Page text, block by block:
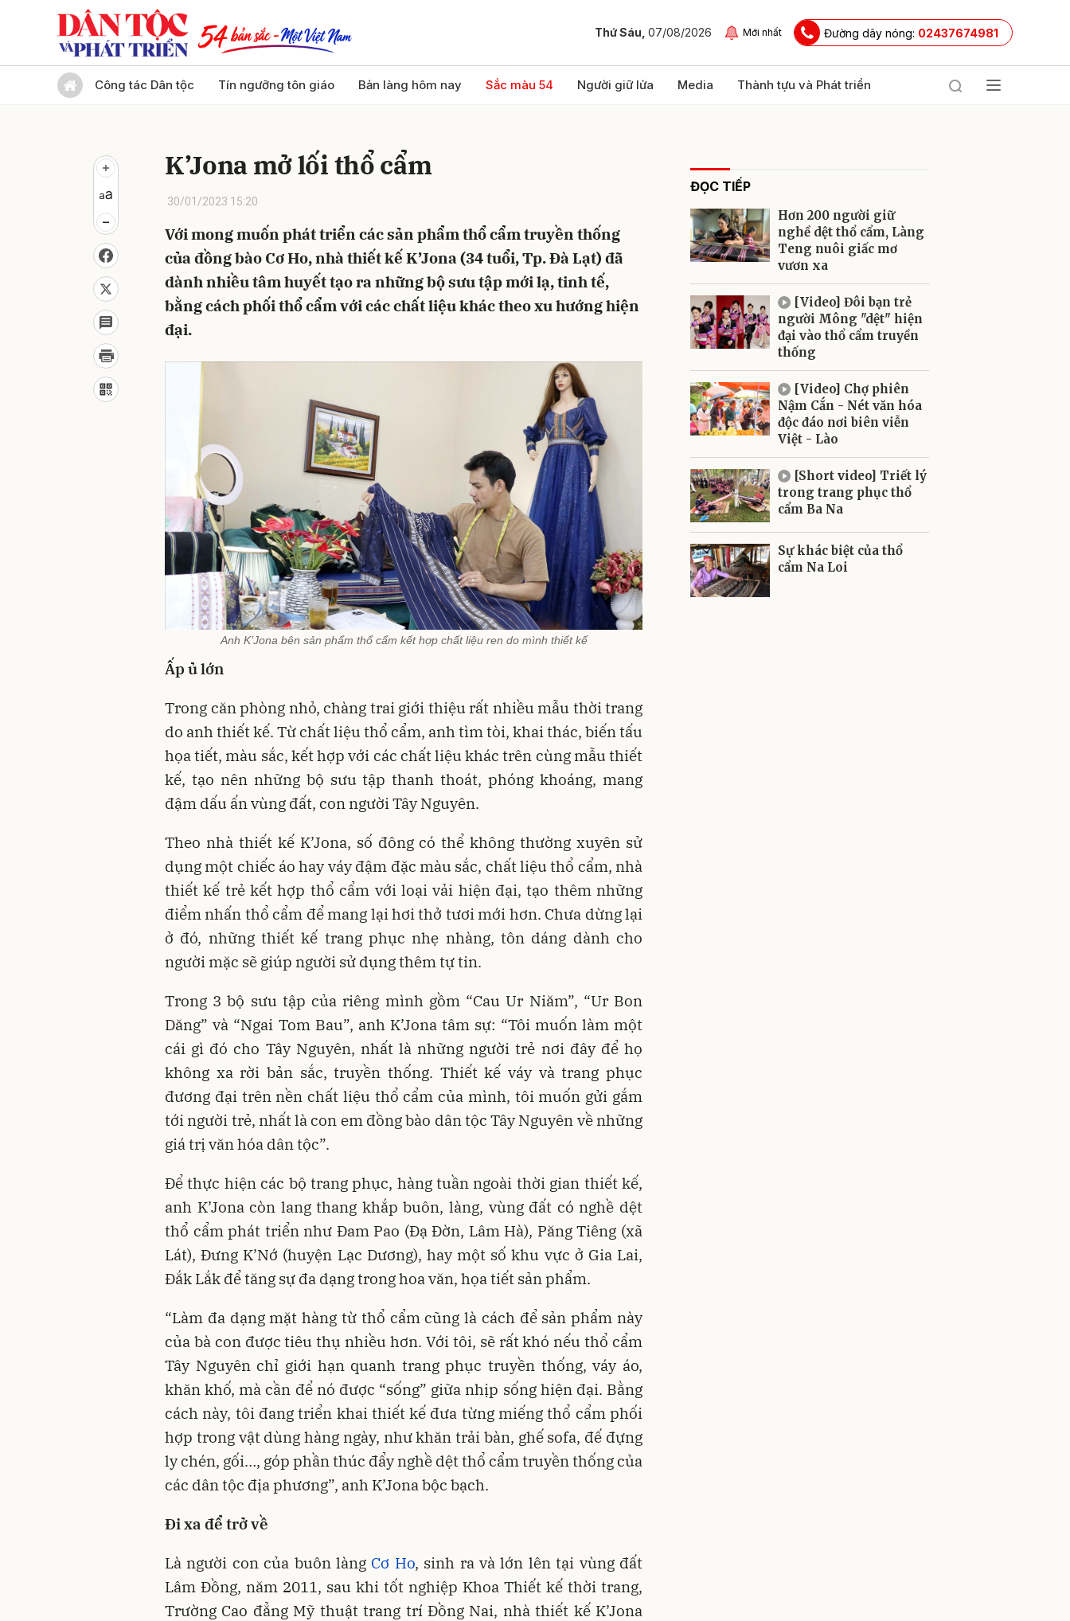
Thứ Sáu, 07/08/2026 Mới nhất Đường dây nóng: 02437674981
Công tác Dân tộc Tín ngưỡng tôn giáo Bản làng hôm nay Sắc màu 54 Người giữ lửa Media Thành tựu và Phát triển
K’Jona mở lối thổ cẩm
30/01/2023 15:20
Với mong muốn phát triển các sản phẩm thổ cẩm truyền thống
của đồng bào Cơ Ho, nhà thiết kế K’Jona (34 tuổi, Tp. Đà Lạt) đã
dành nhiều tâm huyết tạo ra những bộ sưu tập mới lạ, tinh tế,
bằng cách phối thổ cẩm với các chất liệu khác theo xu hướng hiện
đại.
Anh K’Jona bên sản phẩm thổ cẩm kết hợp chất liệu ren do mình thiết kế
Ấp ủ lớn
Trong căn phòng nhỏ, chàng trai giới thiệu rất nhiều mẫu thời trang
do anh thiết kế. Từ chất liệu thổ cẩm, anh tìm tòi, khai thác, biến tấu
họa tiết, màu sắc, kết hợp với các chất liệu khác trên cùng mẫu thiết
kế, tạo nên những bộ sưu tập thanh thoát, phóng khoáng, mang
đậm dấu ấn vùng đất, con người Tây Nguyên.
Theo nhà thiết kế K’Jona, số đông có thể không thường xuyên sử
dụng một chiếc áo hay váy đậm đặc màu sắc, chất liệu thổ cẩm, nhà
thiết kế trẻ kết hợp thổ cẩm với loại vải hiện đại, tạo thêm những
điểm nhấn thổ cẩm để mang lại hơi thở tươi mới hơn. Chưa dừng lại
ở đó, những thiết kế trang phục nhẹ nhàng, tôn dáng dành cho
người mặc sẽ giúp người sử dụng thêm tự tin.
Trong 3 bộ sưu tập của riêng mình gồm “Cau Ur Niăm”, “Ur Bon
Dăng” và “Ngai Tom Bau”, anh K’Jona tâm sự: “Tôi muốn làm một
cái gì đó cho Tây Nguyên, nhất là những người trẻ nơi đây để họ
không xa rời bản sắc, truyền thống. Thiết kế váy và trang phục
đương đại trên nền chất liệu thổ cẩm của mình, tôi muốn gửi gắm
tới người trẻ, nhất là con em đồng bào dân tộc Tây Nguyên về những
giá trị văn hóa dân tộc”.
Để thực hiện các bộ trang phục, hàng tuần ngoài thời gian thiết kế,
anh K’Jona còn lang thang khắp buôn, làng, vùng đất có nghề dệt
thổ cẩm phát triển như Đam Pao (Đạ Đờn, Lâm Hà), Păng Tiêng (xã
Lát), Đưng K’Nớ (huyện Lạc Dương), hay một số khu vực ở Gia Lai,
Đắk Lắk để tăng sự đa dạng trong hoa văn, họa tiết sản phẩm.
“Làm đa dạng mặt hàng từ thổ cẩm cũng là cách để sản phẩm này
của bà con được tiêu thụ nhiều hơn. Với tôi, sẽ rất khó nếu thổ cẩm
Tây Nguyên chỉ giới hạn quanh trang phục truyền thống, váy áo,
khăn khố, mà cần để nó được “sống” giữa nhịp sống hiện đại. Bằng
cách này, tôi đang triển khai thiết kế đưa từng miếng thổ cẩm phối
hợp trong vật dùng hàng ngày, như khăn trải bàn, ghế sofa, đế đựng
ly chén, gối…, góp phần thúc đẩy nghề dệt thổ cẩm truyền thống của
các dân tộc địa phương”, anh K’Jona bộc bạch.
Đi xa để trở về
Là người con của buôn làng Cơ Ho, sinh ra và lớn lên tại vùng đất
Lâm Đồng, năm 2011, sau khi tốt nghiệp Khoa Thiết kế thời trang,
Trường Cao đẳng Mỹ thuật trang trí Đồng Nai, nhà thiết kế K’Jona
ĐỌC TIẾP
Hơn 200 người giữ
nghề dệt thổ cẩm, Làng
Teng nuôi giấc mơ
vươn xa
[Video] Đôi bạn trẻ
người Mông "dệt" hiện
đại vào thổ cẩm truyền
thống
[Video] Chợ phiên
Nậm Cắn - Nét văn hóa
độc đáo nơi biên viễn
Việt - Lào
[Short video] Triết lý
trong trang phục thổ
cẩm Ba Na
Sự khác biệt của thổ
cẩm Na Loi
Gửi bình luận
Gửi